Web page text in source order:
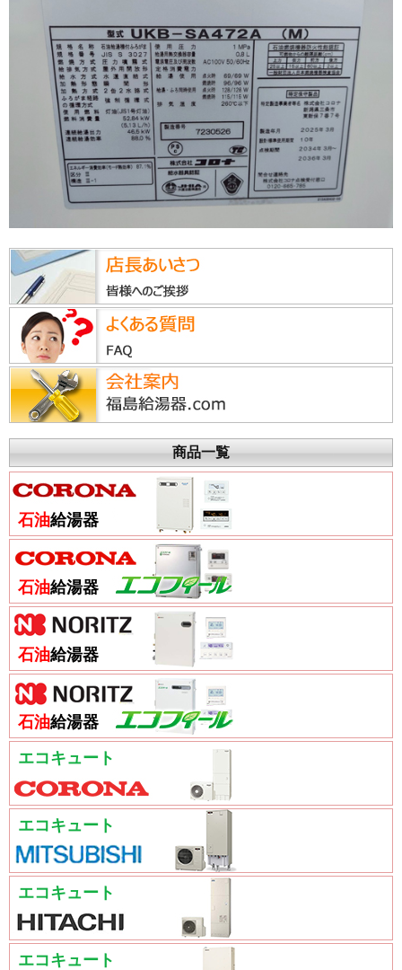
商品一覧
石油給湯器
石油給湯器
石油給湯器
石油給湯器
エコキュート
エコキュート
エコキュート
エコキュート